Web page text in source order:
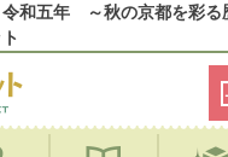
五年 ～秋の京都を彩る